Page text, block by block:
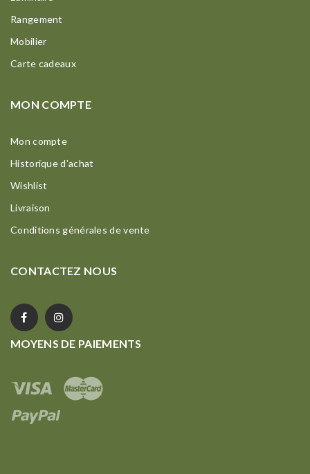
Rangement
Mobilier
Carte cadeaux
MON COMPTE
Mon compte
Historique d’achat
Wishlist
Livraison
Conditions générales de vente
CONTACTEZ NOUS
MOYENS DE PAIEMENTS